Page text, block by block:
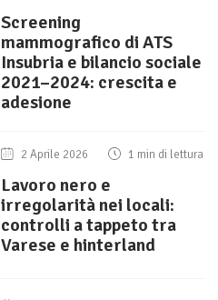
Screening
mammografico di ATS
Insubria e bilancio sociale
2021–2024: crescita e
adesione
2 Aprile 2026 1 min di lettura
Lavoro nero e
irregolarità nei locali:
controlli a tappeto tra
Varese e hinterland